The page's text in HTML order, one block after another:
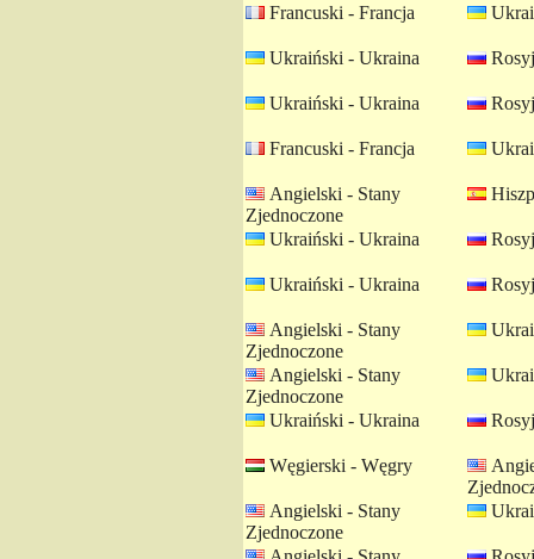
Francuski - Francja
Ukraiński - Ukraina
Ukraiński - Ukraina
Francuski - Francja
Angielski - Stany
Zjednoczone
Ukraiński - Ukraina
Ukraiński - Ukraina
Angielski - Stany
Zjednoczone
Angielski - Stany
Zjednoczone
Ukraiński - Ukraina
Węgierski - Węgry
Angielski - Stany
Zjednoczone